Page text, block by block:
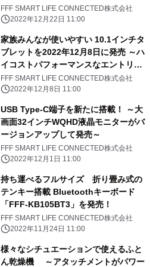
安モデル
FFF SMART LIFE CONNECTED株式会社
2022年12月22日 11:00
家族みんなが使いやすい 10.1インチタ
ブレットを2022年12月8日に発売 ～ハ
イコストパフォーマンスなエントリー
モデル～
FFF SMART LIFE CONNECTED株式会社
2022年12月8日 11:00
USB Type-C端子を新たに搭載！ ～大
画面32インチWQHD液晶モニターがバ
ージョンアップして発売～
FFF SMART LIFE CONNECTED株式会社
2022年12月1日 11:00
持ち運べるフルサイズ 折り畳み式の
テンキー搭載 Bluetoothキーボード
「FFF-KB105BT3」を発売！
FFF SMART LIFE CONNECTED株式会社
2022年11月24日 11:00
様々なシチュエーションで使えるふと
ん乾燥機 ～アタッチメントがパワー